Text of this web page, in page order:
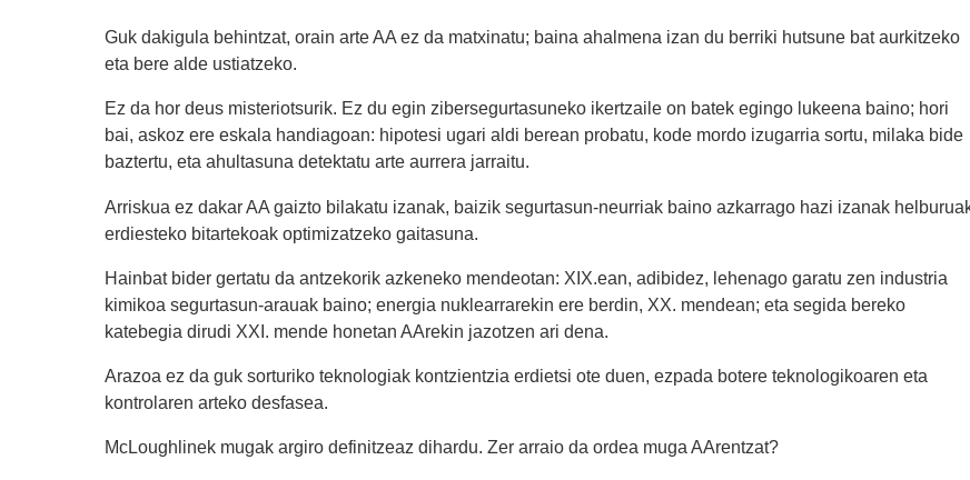
Guk dakigula behintzat, orain arte AA ez da matxinatu; baina ahalmena izan du berriki hutsune bat aurkitzeko
eta bere alde ustiatzeko.
Ez da hor deus misteriotsurik. Ez du egin zibersegurtasuneko ikertzaile on batek egingo lukeena baino; hori
bai, askoz ere eskala handiagoan: hipotesi ugari aldi berean probatu, kode mordo izugarria sortu, milaka bide
baztertu, eta ahultasuna detektatu arte aurrera jarraitu.
Arriskua ez dakar AA gaizto bilakatu izanak, baizik segurtasun-neurriak baino azkarrago hazi izanak
erdiesteko bitartekoak optimizatzeko gaitasuna.
Hainbat bider gertatu da antzekorik azkeneko mendeotan: XIX.ean, adibidez, lehenago garatu zen industria
kimikoa segurtasun-arauak baino; energia nuklearrarekin ere berdin, XX. mendean; eta segida bereko
katebegia dirudi XXI. mende honetan AArekin jazotzen ari dena.
Arazoa ez da guk sorturiko teknologiak kontzientzia erdietsi ote duen, ezpada botere teknologikoaren eta
kontrolaren arteko desfasea.
McLoughlinek mugak argiro definitzeaz dihardu. Zer arraio da ordea muga AArentzat?